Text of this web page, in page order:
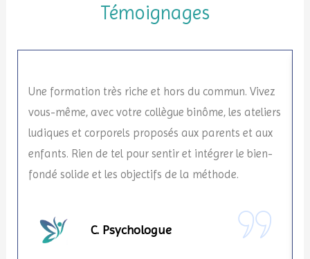
Témoignages
Une formation très riche et hors du commun. Vivez
vous-même, avec votre collègue binôme, les ateliers
ludiques et corporels proposés aux parents et aux
enfants. Rien de tel pour sentir et intégrer le bien-
fondé solide et les objectifs de la méthode.
C. Psychologue